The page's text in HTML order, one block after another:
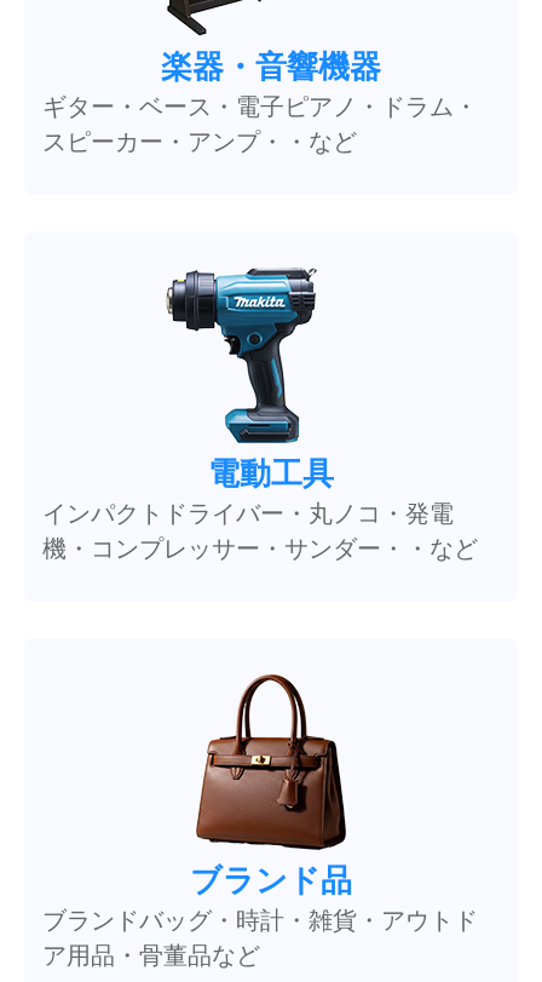
楽器・音響機器
ギター・ベース・電子ピアノ・ドラム・
スピーカー・アンプ・・など
電動工具
インパクトドライバー・丸ノコ・発電
機・コンプレッサー・サンダー・・など
ブランド品
ブランドバッグ・時計・雑貨・アウトド
ア用品・骨董品など